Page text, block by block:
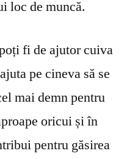
loc de muncă.
fi de ajutor cuiva
pe cineva să se
mai demn pentru
oricui și în
pentru găsirea